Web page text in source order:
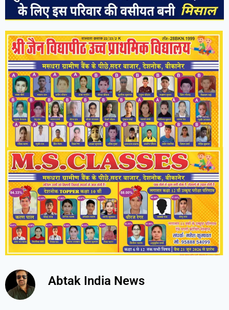
Abtak India News